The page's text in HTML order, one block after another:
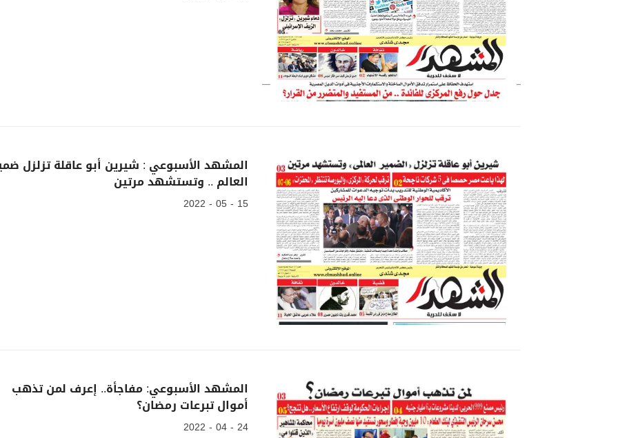
المشهد الأسبوعي : شيرين أبو عاقلة تزلزل
العالم .. وتستشهد مرتين
15 - 05 - 2022
المشهد الأسبوعي: مفاجأة.. إعرف لمن تذهب
أموال تبرعات رمضان؟
24 - 04 - 2022